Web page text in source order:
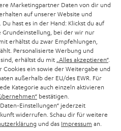
Marketingpartner Daten von dir und
auf unserer Website und
hast es in der Hand: Klickst du auf
Grundeinstellung, bei der wir nur
erhältst du zwar Empfehlungen,
Personalisierte Werbung und
erhältst du mit „Alles akzeptieren“.
ein sowie der Weitergabe und
außerhalb der EU/des EWR. Für
Kategorie auch einzeln aktivieren
bestätigen.
Einstellungen“ jederzeit
widerrufen. Schau dir für weitere
und das Impressum an.